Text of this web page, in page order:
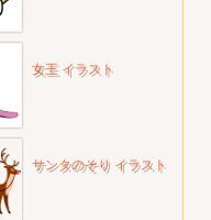
女王 イラスト
サンタのそり イラスト